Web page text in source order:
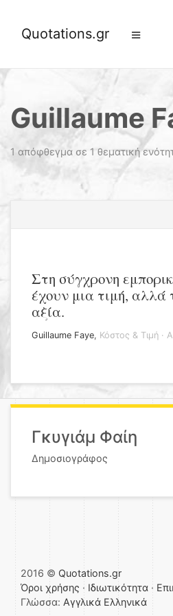
Quotations.gr
Guillaume
1 απόφθεγμα σε 1 θεματική
Στη σύγχρονη
έχουν μια τιμή, αλλά
αξία.
Guillaume Faye, Κόστος & Τιμή ·
Γκυγιάμ Φαίη
Δημοσιογράφος
2016 © Quotations.gr
Όροι χρήσης · Ιδιωτικότητα ·
Γλώσσα: Αγγλικά Ελληνικά